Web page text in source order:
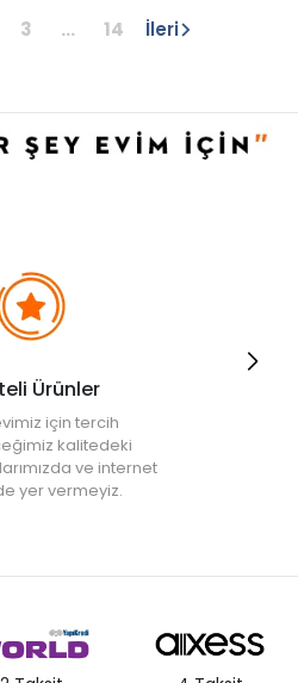
3 ... 14 İleri
Ürünler
için tercih
kalitedeki
ve internet
yer vermeyiz.